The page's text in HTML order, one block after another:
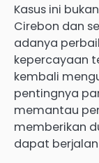
Kasus ini
Cirebon dan
adanya
kepercayaan
kembali
pentingnya
memantau
memberikan
dapat